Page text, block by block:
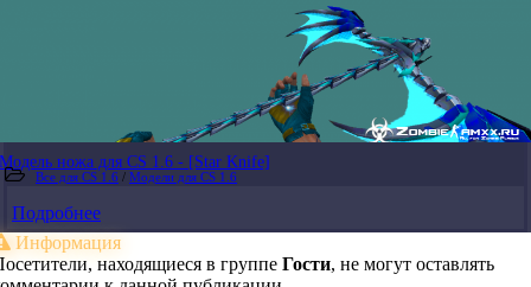
Модель ножа для CS 1.6 - [Star Knife]
Все для CS 1.6 / Модели для CS 1.6
Подробнее
Информация
находящиеся в группе Гости, не могут оставлять